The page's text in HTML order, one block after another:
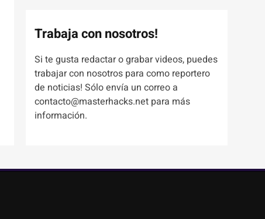
Trabaja con nosotros!
Si te gusta redactar o grabar videos, puedes
trabajar con nosotros para como reportero
de noticias! Sólo envía un correo a
contacto@masterhacks.net para más
información.